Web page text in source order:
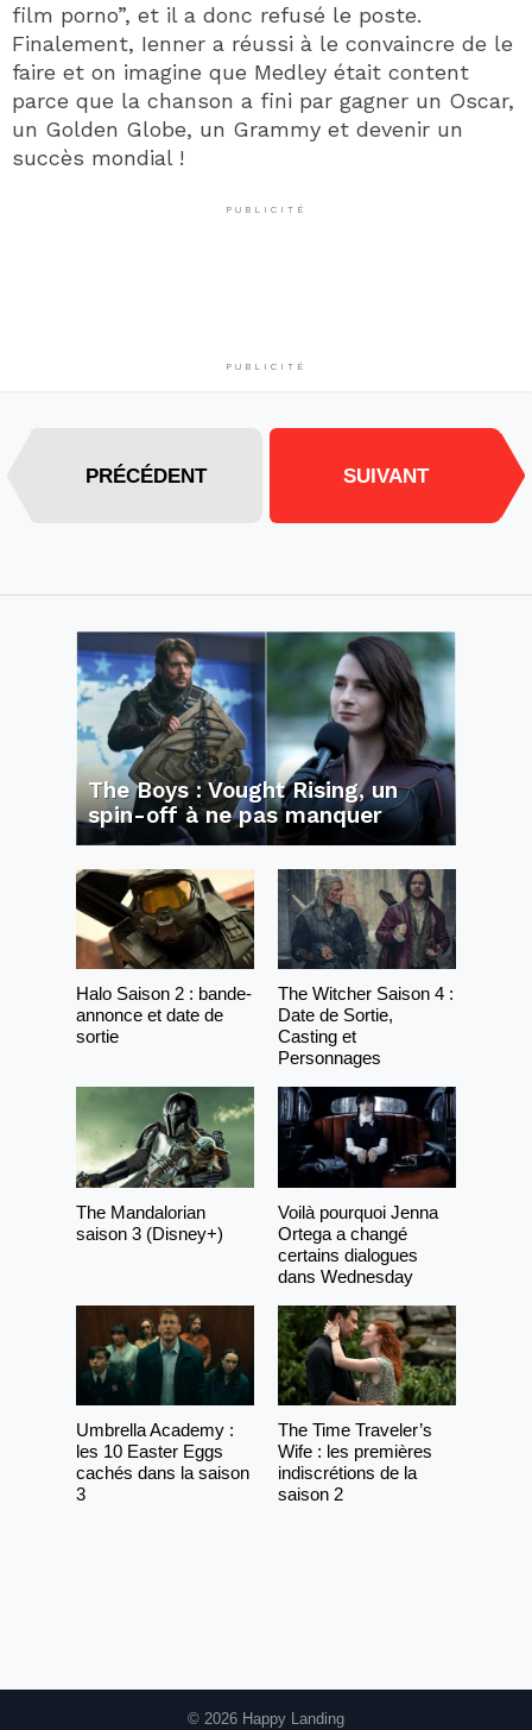
film porno”, et il a donc refusé le poste.
Finalement, Ienner a réussi à le convaincre de le
faire et on imagine que Medley était content
parce que la chanson a fini par gagner un Oscar,
un Golden Globe, un Grammy et devenir un
succès mondial !
PUBLICITÉ
PUBLICITÉ
PRÉCÉDENT SUIVANT
The Boys : Vought Rising, un
spin-off à ne pas manquer
Halo Saison 2 : bande-
annonce et date de
sortie
The Witcher Saison 4 :
Date de Sortie,
Casting et
Personnages
The Mandalorian
saison 3 (Disney+)
Voilà pourquoi Jenna
Ortega a changé
certains dialogues
dans Wednesday
Umbrella Academy :
les 10 Easter Eggs
cachés dans la saison
3
The Time Traveler’s
Wife : les premières
indiscrétions de la
saison 2
© 2026 Happy Landing